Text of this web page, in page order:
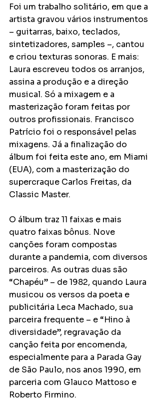
Foi um trabalho solitário, em que a
artista gravou vários instrumentos
– guitarras, baixo, teclados,
sintetizadores, samples –, cantou
e criou texturas sonoras. E mais:
Laura escreveu todos os arranjos,
assina a produção e a direção
musical. Só a mixagem e a
masterização foram feitas por
outros profissionais. Francisco
Patrício foi o responsável pelas
mixagens. Já a finalização do
álbum foi feita este ano, em Miami
(EUA), com a masterização do
supercraque Carlos Freitas, da
Classic Master.
O álbum traz 11 faixas e mais
quatro faixas bônus. Nove
canções foram compostas
durante a pandemia, com diversos
parceiros. As outras duas são
“Chapéu” – de 1982, quando Laura
musicou os versos da poeta e
publicitária Leca Machado, sua
parceira frequente – e “Hino à
diversidade”, regravação da
canção feita por encomenda,
especialmente para a Parada Gay
de São Paulo, nos anos 1990, em
parceria com Glauco Mattoso e
Roberto Firmino.